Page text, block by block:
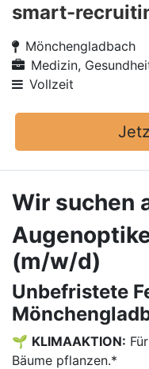
smart-
Mönchengladbach
Medizin,
Vollzeit
Wir suchen
(m/w/d)
Unbefristete
🌱 KLIMAAKTION:
Bäume pflanzen.*